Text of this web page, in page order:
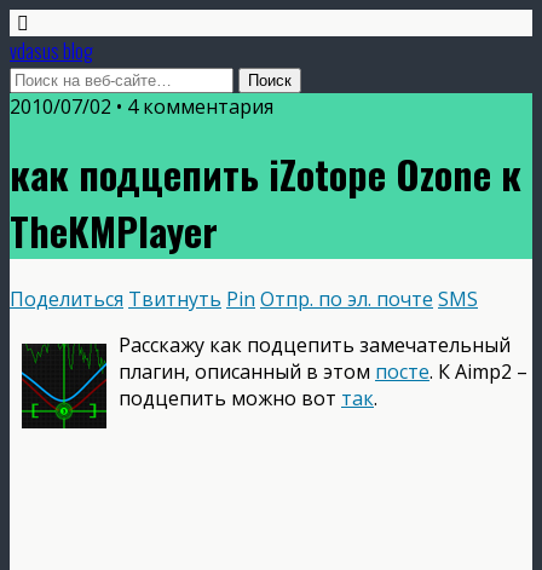
vdasus blog
2010/07/02 • 4 комментария
как подцепить iZotope Ozone к
TheKMPlayer
Поделиться Твитнуть Pin Отпр. по эл. почте SMS
Расскажу как подцепить замечательный
плагин, описанный в этом посте. К Aimp2 –
подцепить можно вот так.